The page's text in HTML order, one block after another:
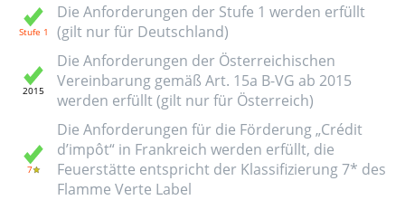
Die Anforderungen der Stufe 1 werden erfüllt
(gilt nur für Deutschland)
Die Anforderungen der Österreichischen
Vereinbarung gemäß Art. 15a B-VG ab 2015
werden erfüllt (gilt nur für Österreich)
Die Anforderungen für die Förderung „Crédit
d’impôt“ in Frankreich werden erfüllt, die
Feuerstätte entspricht der Klassifizierung 7* des
Flamme Verte Label